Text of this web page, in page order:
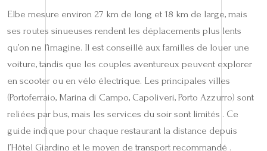
Elbe mesure environ 27 km de long et 18 km de large, mais
ses routes sinueuses rendent les déplacements plus lents
qu’on ne l’imagine. Il est conseillé aux familles de louer une
voiture, tandis que les couples aventureux peuvent explorer
en scooter ou en vélo électrique. Les principales villes
(Portoferraio, Marina di Campo, Capoliveri, Porto Azzurro) sont
reliées par bus, mais les services du soir sont limités . Ce
guide indique pour chaque restaurant la distance depuis
l’Hôtel Giardino et le moyen de transport recommandé .